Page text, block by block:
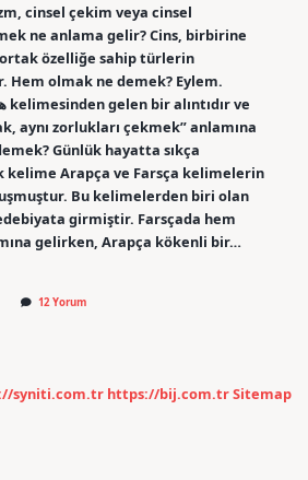
cinsel çekim veya cinsel
ne anlama gelir? Cins, birbirine
özelliğe sahip türlerin
Hem olmak ne demek? Eylem.
aynı zorlukları çekmek” anlamına
Günlük hayatta sıkça
kelime Arapça ve Farsça kelimelerin
Bu kelimelerden biri olan
girmiştir. Farsçada hem
gelirken, Arapça kökenli bir…
12 Yorum
syniti.com.tr https://bij.com.trSitemap